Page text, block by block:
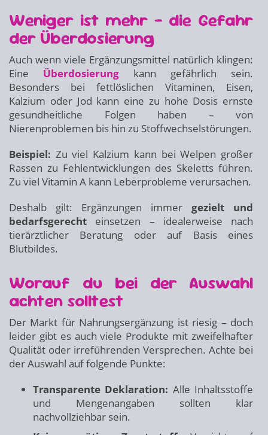
Weniger ist mehr – die Gefahr
der Überdosierung
Auch wenn viele Ergänzungsmittel natürlich klingen:
Eine Überdosierung kann gefährlich sein.
Besonders bei fettlöslichen Vitaminen, Eisen,
Kalzium oder Jod kann eine zu hohe Dosis ernste
gesundheitliche Folgen haben – von
Nierenproblemen bis hin zu Stoffwechselstörungen.
Beispiel: Zu viel Kalzium kann bei Welpen großer
Rassen zu Fehlentwicklungen des Skeletts führen.
Zu viel Vitamin A kann Leberprobleme verursachen.
Deshalb gilt: Ergänzungen immer gezielt und
bedarfsgerecht einsetzen – idealerweise nach
tierärztlicher Beratung oder auf Basis eines
Blutbildes.
Worauf du bei der Auswahl
achten solltest
Der Markt für Nahrungsergänzung ist riesig – doch
leider gibt es auch viele Produkte mit zweifelhafter
Qualität oder irreführenden Versprechen. Achte bei
der Auswahl auf folgende Punkte:
Transparente Deklaration: Alle Inhaltsstoffe
und Mengenangaben sollten klar
nachvollziehbar sein.